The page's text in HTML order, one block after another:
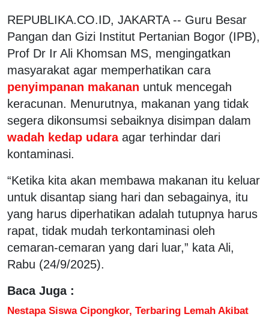
REPUBLIKA.CO.ID, JAKARTA -- Guru Besar
Pangan dan Gizi Institut Pertanian Bogor (IPB),
Prof Dr Ir Ali Khomsan MS, mengingatkan
masyarakat agar memperhatikan cara
penyimpanan makanan untuk mencegah
keracunan. Menurutnya, makanan yang tidak
segera dikonsumsi sebaiknya disimpan dalam
wadah kedap udara agar terhindar dari
kontaminasi.
“Ketika kita akan membawa makanan itu keluar
untuk disantap siang hari dan sebagainya, itu
yang harus diperhatikan adalah tutupnya harus
rapat, tidak mudah terkontaminasi oleh
cemaran-cemaran yang dari luar,” kata Ali,
Rabu (24/9/2025).
Baca Juga :
Nestapa Siswa Cipongkor, Terbaring Lemah Akibat